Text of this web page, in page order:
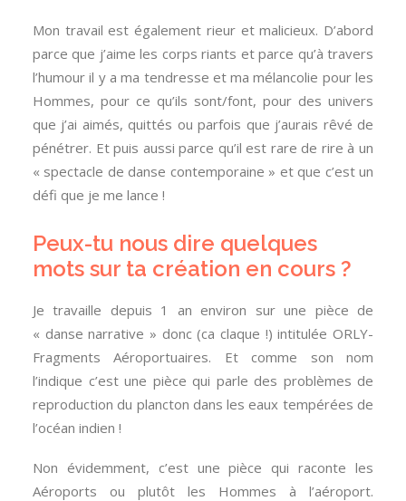
Mon travail est également rieur et malicieux. D’abord
parce que j’aime les corps riants et parce qu’à travers
l’humour il y a ma tendresse et ma mélancolie pour les
Hommes, pour ce qu’ils sont/font, pour des univers
que j’ai aimés, quittés ou parfois que j’aurais rêvé de
pénétrer. Et puis aussi parce qu’il est rare de rire à un
« spectacle de danse contemporaine » et que c’est un
défi que je me lance !
Peux-tu nous dire quelques
mots sur ta création en cours ?
Je travaille depuis 1 an environ sur une pièce de
« danse narrative » donc (ca claque !) intitulée ORLY-
Fragments Aéroportuaires. Et comme son nom
l’indique c’est une pièce qui parle des problèmes de
reproduction du plancton dans les eaux tempérées de
l’océan indien !
Non évidemment, c’est une pièce qui raconte les
Aéroports ou plutôt les Hommes à l’aéroport.